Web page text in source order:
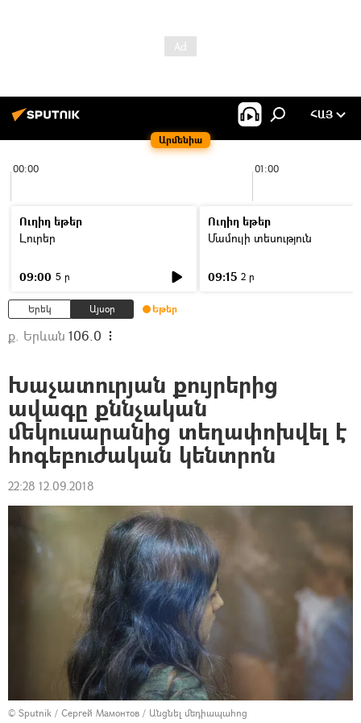
Արմենիա
ՀԱՅ
00:00 01:00
Ուղիղ եթեր
Լուրեր
09:00 5 ր
Ուղիղ եթեր
Մամուլի տեսություն
09:15 2 ր
Երեկ Այսօր Եթեր
ք. Երևան 106.0
Խաչատուրյան քույրերից
ավագը քննչական
մեկուսարանից տեղափոխվել է
հոգեբուժական կենտրոն
22:28 12.09.2018
© Sputnik / Сергей Мамонтов / Անցնել մեդիապահոց